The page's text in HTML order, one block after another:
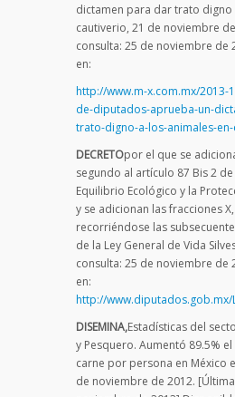
dictamen para dar trato digno
cautiverio, 21 de noviembre
consulta: 25 de noviembre de
en:
http://www.m-x.com.mx/2013-
de-diputados-aprueba-un-
trato-digno-a-los-animales-
DECRETOpor el que se
segundo al artículo 87 Bis 2
Equilibrio Ecológico y la
y se adicionan las fracciones X,
recorriéndose las
de la Ley General de Vida
consulta: 25 de noviembre de
en:
http://www.diputados.gob.mx/
DISEMINA,Estadísticas del
y Pesquero. Aumentó 89.5%
carne por persona en México
de noviembre de 2012.